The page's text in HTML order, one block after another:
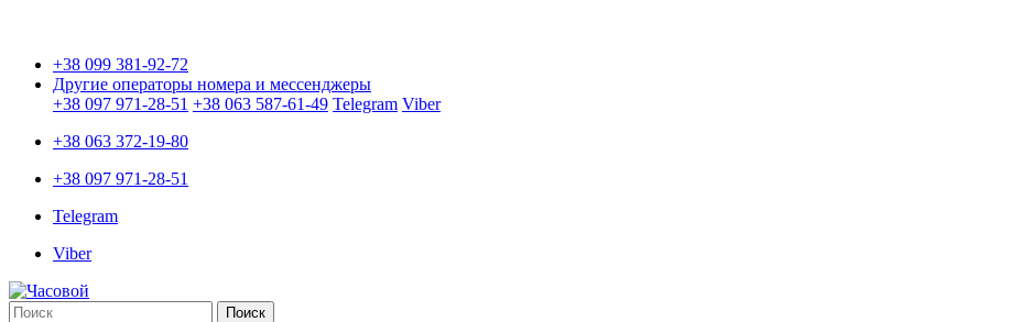
+38 099 381-92-72
Другие операторы номера и мессенджеры
+38 097 971-28-51 +38 063 587-61-49 Telegram Viber
+38 063 372-19-80
+38 097 971-28-51
Telegram
Viber
Поиск